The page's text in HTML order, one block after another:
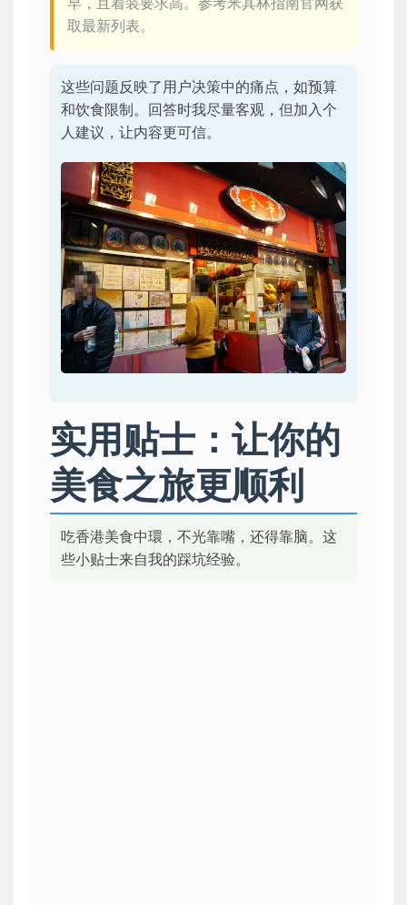
取最新列表。
这些问题反映了用户决策中的痛点，如预算
和饮食限制。回答时我尽量客观，但加入个
人建议，让内容更可信。
实用贴士：让你的
美食之旅更顺利
吃香港美食中環，不光靠嘴，还得靠脑。这
些小贴士来自我的踩坑经验。